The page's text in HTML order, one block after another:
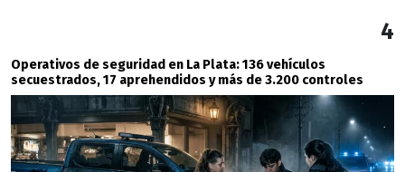
4
Operativos de seguridad en La Plata: 136 vehículos
secuestrados, 17 aprehendidos y más de 3.200 controles